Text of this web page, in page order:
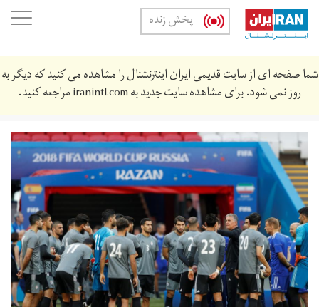
Skip
main
content
پخش زنده
شما صفحه ای از سایت قدیمی ایران اینترنشنال را مشاهده می کنید که دیگر به
روز نمی شود. برای مشاهده سایت جدید بهiranintl.comمراجعه کنید.
2018-
06-
worldcup-
irn-
esp-
preview.jpg